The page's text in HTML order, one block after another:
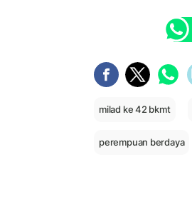
milad ke 42 bkmt
perempuan berdaya